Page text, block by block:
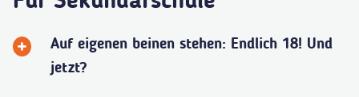
Auf eigenen beinen stehen: Endlich 18! Und
jetzt?